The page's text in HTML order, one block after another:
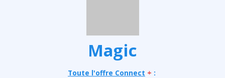
Magic
Toute l'offre Connect + :